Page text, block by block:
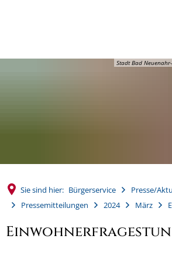
Stadt Bad
Sie sind hier: Bürgerservice
Presse/
Pressemitteilungen
2024 März